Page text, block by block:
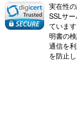
実在性
SSLサ
ていま
明書の
通信を
を防止